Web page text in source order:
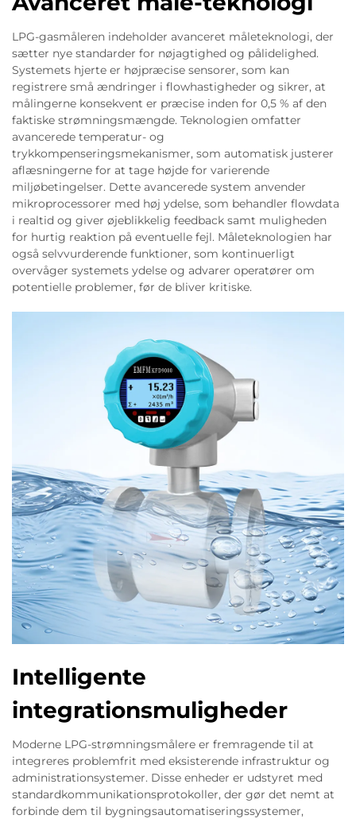
LPG-gasmåleren indeholder avanceret måleteknologi, der
sætter nye standarder for nøjagtighed og pålidelighed.
Systemets hjerte er højpræcise sensorer, som kan
registrere små ændringer i flowhastigheder og sikrer, at
målingerne konsekvent er præcise inden for 0,5 % af den
faktiske strømningsmængde. Teknologien omfatter
avancerede temperatur- og
trykkompenseringsmekanismer, som automatisk justerer
aflæsningerne for at tage højde for varierende
miljøbetingelser. Dette avancerede system anvender
mikroprocessorer med høj ydelse, som behandler flowdata
i realtid og giver øjeblikkelig feedback samt muligheden
for hurtig reaktion på eventuelle fejl. Måleteknologien har
også selvvurderende funktioner, som kontinuerligt
overvåger systemets ydelse og advarer operatører om
potentielle problemer, før de bliver kritiske.
Intelligente
integrationsmuligheder
Moderne LPG-strømningsmålere er fremragende til at
integreres problemfrit med eksisterende infrastruktur og
administrationsystemer. Disse enheder er udstyret med
standardkommunikationsprotokoller, der gør det nemt at
forbinde dem til bygningsautomatiseringssystemer,